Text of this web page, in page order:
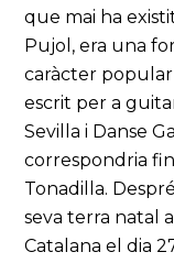
que mai ha
Pujol, era una
caràcter
escrit per a
Sevilla i Danse
correspondria
Tonadilla.
seva terra natal
Catalana el dia